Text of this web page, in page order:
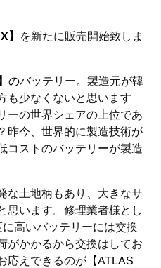
】 を新たに販売開始致しま
のバッテリー。製造元が韓
も少なくないと思います
ーの世界シェアの上位であ
昨今、世界的に製造技術が
コストのバッテリーが製造
な土地柄もあり、大きなサ
思います。修理業者様とし
高いバッテリーには交換
がかかるから交換はしてお
応えできるのが 【ATLAS